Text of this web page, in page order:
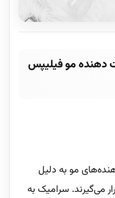
دهنده مو فیلیپس
مو به دلیل
می‌گیرند. سرامیک به